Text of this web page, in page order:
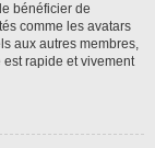
bénéficier de
comme les avatars
aux autres membres,
est rapide et vivement